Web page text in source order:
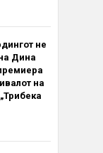
не
Дина
на